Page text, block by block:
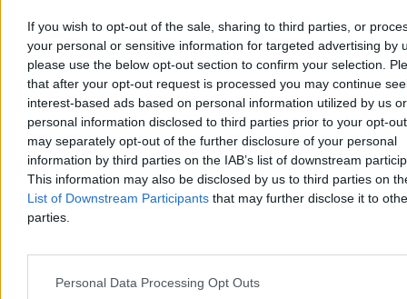
If you wish to opt-out of the sale, sharing to third parties, or
your personal or sensitive information for targeted advertising by
please use the below opt-out section to confirm your selection.
that after your opt-out request is processed you may continue
interest-based ads based on personal information utilized by us or
personal information disclosed to third parties prior to your opt-
may separately opt-out of the further disclosure of your personal
information by third parties on the IAB’s list of downstream
This information may also be disclosed by us to third parties on
List of Downstream Participants that may further disclose it to
parties.
Personal Data Processing Opt Outs
15:20„Cała cywilizacja umrze dziś w nocy”. Trump grozi Iranowi
14:53Zaostrza się wyborcza walka na Węgrzech. Orbán z mocnym
wsparciem od USA
13:58
Obniżki stóp, żegnajcie na dłużej? Mamy prognozy dla rat
kredytów hipotecznych
13:36Dlaczego płacimy coraz więcej i co rząd może z tym zrobić?
12:57„Nie jesteśmy sędziami pałacowymi”. Rzeczniczka „Iustitii”
odpowiada szefowej KRS
12:35Czarnek chce dymisji minister zdrowia. „To jego pomysł na
kampanię”
Krakowianie ruszą do urn. Wyznaczono datę referendum
11:26Kiedy inwestycja staje się pułapką. Prawda o piramidach
finansowych
to w kieszeni
na ławę oskarżonych